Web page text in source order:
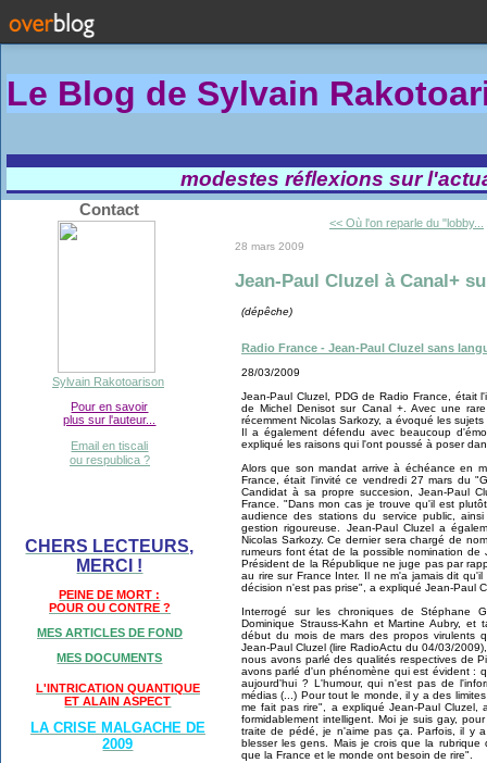
Le Blog de Sylvain Rakotoa
modestes réflexions sur
Contact
Sylvain Rakotoarison
Pour en savoir
plus sur l'auteur...
Email en tiscali
ou respublica ?
CHERS LECTEURS,
MERCI !
PEINE DE MORT :
POUR OU CONTRE ?
MES ARTICLES DE FOND
MES DOCUMENTS
L'INTRICATION QUANTIQUE
ET ALAIN ASPECT
LA CRISE MALGACHE DE
2009
<< Où l'on reparle du "lobby...
28 mars 2009
Jean-Paul Cluzel à Canal+
(dépêche)
Radio France - Jean-Paul Cluzel sans
28/03/2009
Jean-Paul Cluzel, PDG de Radio France, était
de Michel Denisot sur Canal +. Avec une
récemment Nicolas Sarkozy, a évoqué les
Il a également défendu avec beaucoup
expliqué les raisons qui l'ont poussé à poser
Alors que son mandat arrive à échéance en
France, était l'invité ce vendredi 27 mars du
Candidat à sa propre succesion, Jean-Paul
France. "Dans mon cas je trouve qu'il est
audience des stations du service public,
gestion rigoureuse. Jean-Paul Cluzel a
Nicolas Sarkozy. Ce dernier sera chargé de
rumeurs font état de la possible nomination
Président de la République ne juge pas par
au rire sur France Inter. Il ne m'a jamais dit
décision n'est pas prise", a expliqué Jean-Paul
Interrogé sur les chroniques de Stéphane
Dominique Strauss-Kahn et Martine Aubry,
début du mois de mars des propos virulents
Jean-Paul Cluzel (lire RadioActu du 04/03/
nous avons parlé des qualités respectives de
avons parlé d'un phénomène qui est évident :
aujourd'hui ? L'humour, qui n'est pas de
médias (...) Pour tout le monde, il y a des
me fait pas rire", a expliqué Jean-Paul
formidablement intelligent. Moi je suis gay,
traite de pédé, je n'aime pas ça. Parfois, il y
blesser les gens. Mais je crois que la
que la France et le monde ont besoin de rire".